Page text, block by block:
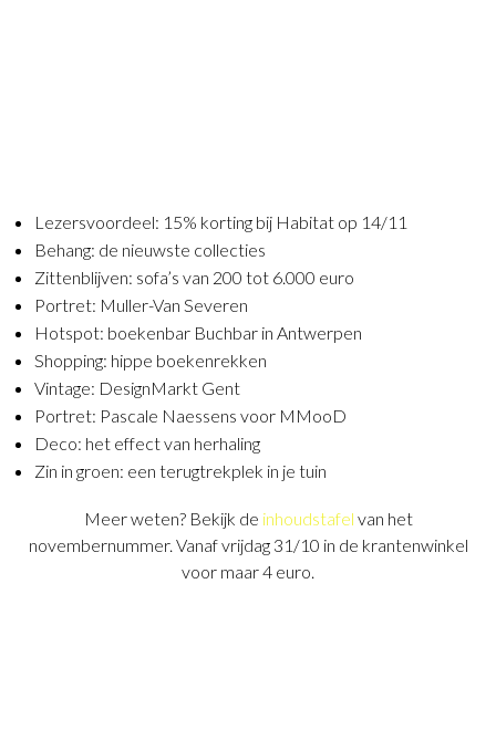
Lezersvoordeel: 15% korting bij Habitat op 14/11
Behang: de nieuwste collecties
Zittenblijven: sofa’s van 200 tot 6.000 euro
Portret: Muller-Van Severen
Hotspot: boekenbar Buchbar in Antwerpen
Shopping: hippe boekenrekken
Vintage: DesignMarkt Gent
Portret: Pascale Naessens voor MMooD
Deco: het effect van herhaling
Zin in groen: een terugtrekplek in je tuin
Meer weten? Bekijk de inhoudstafel van het
novembernummer. Vanaf vrijdag 31/10 in de krantenwinkel
voor maar 4 euro.